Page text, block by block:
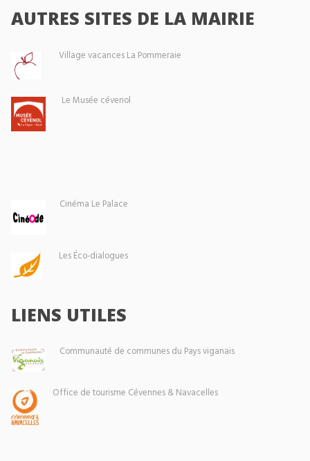
AUTRES SITES DE LA MAIRIE
Village vacances La Pommeraie
Le Musée cévenol
Cinéma Le Palace
Les Éco-dialogues
LIENS UTILES
Communauté de communes du Pays viganais
Office de tourisme Cévennes & Navacelles